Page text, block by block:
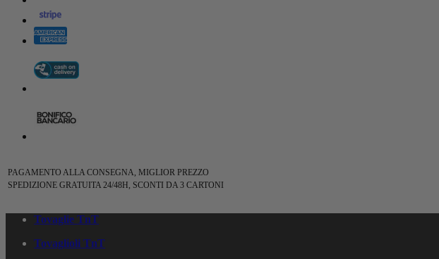
PAGAMENTO ALLA CONSEGNA, MIGLIOR PREZZO
SPEDIZIONE GRATUITA 24/48H, SCONTI DA 3 CARTONI
Tovaglie TnT
Tovaglioli TnT